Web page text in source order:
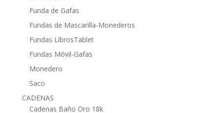
Funda de Gafas
Fundas de Mascarilla-Monederos
Fundas LibrosTablet
Fundas Móvil-Gafas
Monedero
Saco
CADENAS
Cadenas Baño Oro 18k